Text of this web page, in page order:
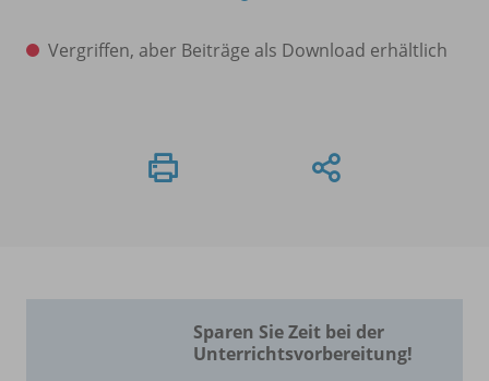
Vergriffen, aber Beiträge als Download erhältlich
Sparen Sie Zeit bei der
Unterrichtsvorbereitung!